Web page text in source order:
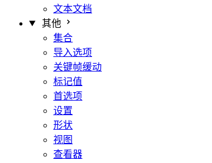
文本文档
其他
集合
导入选项
关键帧缓动
标记值
首选项
设置
形状
视图
查看器